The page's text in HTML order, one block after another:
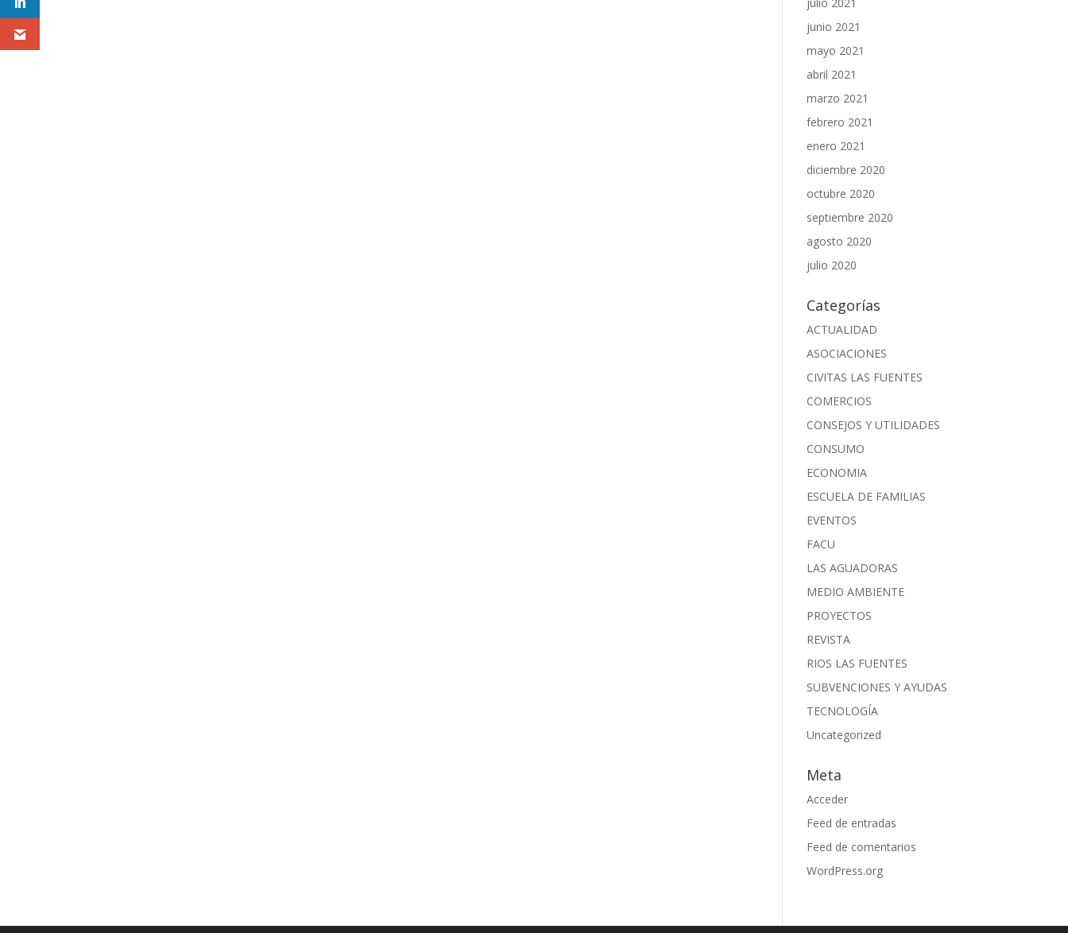
junio 2021
mayo 2021
abril 2021
marzo 2021
febrero 2021
enero 2021
diciembre 2020
octubre 2020
septiembre 2020
agosto 2020
julio 2020
Categorías
ACTUALIDAD
ASOCIACIONES
CIVITAS LAS FUENTES
COMERCIOS
CONSEJOS Y UTILIDADES
CONSUMO
ECONOMIA
ESCUELA DE FAMILIAS
EVENTOS
FACU
LAS AGUADORAS
MEDIO AMBIENTE
PROYECTOS
REVISTA
RIOS LAS FUENTES
SUBVENCIONES Y AYUDAS
TECNOLOGÍA
Uncategorized
Meta
Acceder
Feed de entradas
Feed de comentarios
WordPress.org